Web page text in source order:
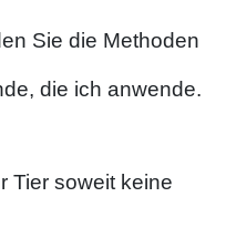
Sie die Methoden
die ich anwende.
Tier soweit keine